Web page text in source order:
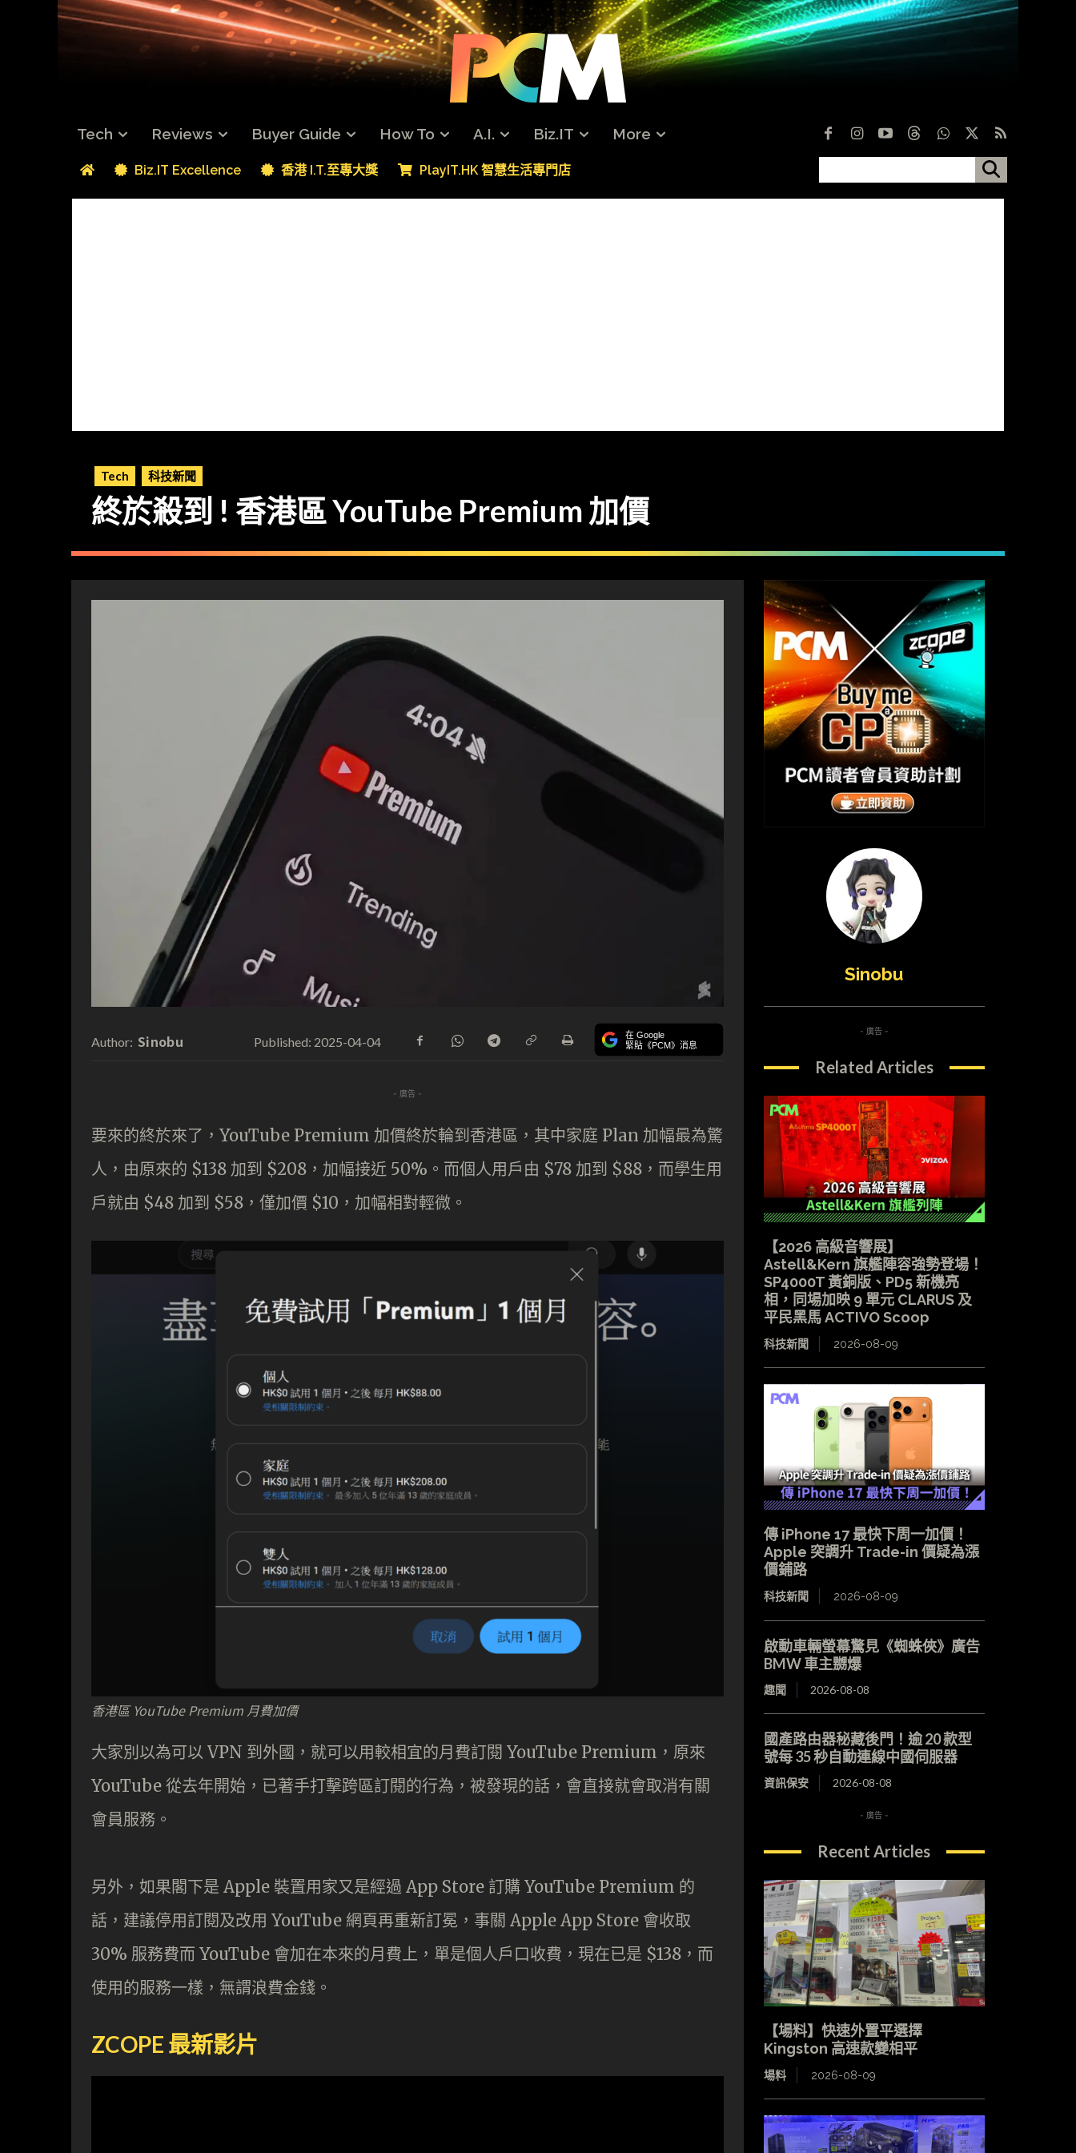
Tech Reviews Buyer Guide How To A.I. Biz.IT More
Biz.IT Excellence 香港 I.T.至專大獎 PlayIT.HK 智慧生活專門店
Tech 科技新聞
終於殺到 ! 香港區 YouTube Premium 加價
Author: Sinobu Published: 2025-04-04 在 Google
緊貼《PCM》消息
- 廣告 -
要來的終於來了，YouTube Premium 加價終於輪到香港區，其中家庭 Plan 加幅最為驚
人，由原來的 $138 加到 $208，加幅接近 50%。而個人用戶由 $78 加到 $88，而學生用
戶就由 $48 加到 $58，僅加價 $10，加幅相對輕微。
香港區 YouTube Premium 月費加價
大家別以為可以 VPN 到外國，就可以用較相宜的月費訂閱 YouTube Premium，原來
YouTube 從去年開始，已著手打擊跨區訂閱的行為，被發現的話，會直接就會取消有關
會員服務。
另外，如果閣下是 Apple 裝置用家又是經過 App Store 訂購 YouTube Premium 的
話，建議停用訂閱及改用 YouTube 網頁再重新訂冕，事關 Apple App Store 會收取
30% 服務費而 YouTube 會加在本來的月費上，單是個人戶口收費，現在已是 $138，而
使用的服務一樣，無謂浪費金錢。
ZCOPE 最新影片
Sinobu
- 廣告 -
Related Articles
【2026 高級音響展】
Astell&Kern 旗艦陣容強勢登場！
SP4000T 黃銅版、PD5 新機亮
相，同場加映 9 單元 CLARUS 及
平民黑馬 ACTIVO Scoop
科技新聞 2026-08-09
傳 iPhone 17 最快下周一加價！
Apple 突調升 Trade-in 價疑為漲
價鋪路
科技新聞 2026-08-09
啟動車輛螢幕驚見《蜘蛛俠》廣告
BMW 車主嬲爆
趣聞 2026-08-08
國產路由器秘藏後門！逾 20 款型
號每 35 秒自動連線中國伺服器
資訊保安 2026-08-08
- 廣告 -
Recent Articles
【場料】快速外置平選擇
Kingston 高速款變相平
場料 2026-08-09